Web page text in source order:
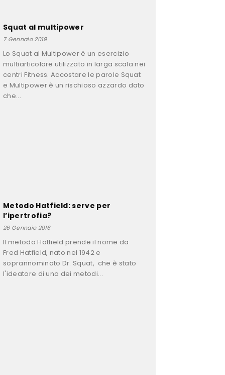
Squat al multipower
7 Gennaio 2019
Lo Squat al Multipower è un esercizio
multiarticolare utilizzato in larga scala nei
centri Fitness. Accostare le parole Squat
e Multipower è un rischioso azzardo dato
che...
Metodo Hatfield: serve per
l’ipertrofia?
26 Gennaio 2016
Il metodo Hatfield prende il nome da
Fred Hatfield, nato nel 1942 e
soprannominato Dr. Squat, che è stato
l'ideatore di uno dei metodi...